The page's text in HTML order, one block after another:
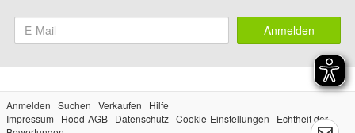
Anmelden
Anmelden Suchen Verkaufen
Hilfe
Impressum
Hood-AGB Datenschutz Cookie-Einstellungen
Echtheit der